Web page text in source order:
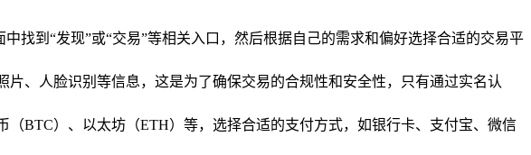
找到“发现”或“交易”等相关入口，然后根据自己的需求和偏好选择合适的交易平
、人脸识别等信息，这是为了确保交易的合规性和安全性，只有通过实名认
BTC）、以太坊（ETH）等，选择合适的支付方式，如银行卡、支付宝、微信